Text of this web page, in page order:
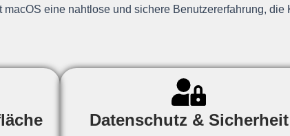
eine nahtlose und sichere Benutzererfahrung,
Datenschutz & Sicherheit